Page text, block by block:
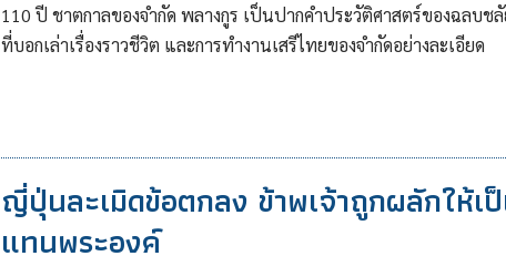
110 ปี ชาตกาลของจำกัด พลางกูร เป็นปากคำประวัติศาสตร์ของฉลบช
ที่บอกเล่าเรื่องราวชีวิต และการทำงานเสรีไทยของจำกัดอย่างละเอียด
ญี่ปุ่นละเมิดข้อตกลง ข้าพเจ้าถูกผลักให้เป็
แทนพระองค์